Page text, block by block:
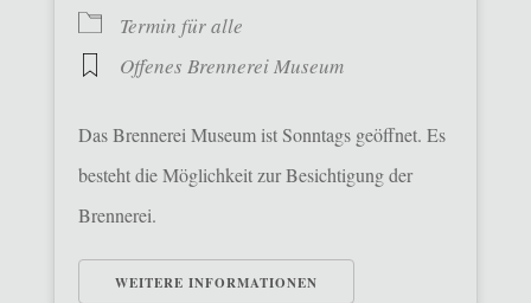
Termin für alle
Offenes Brennerei Museum
Das Brennerei Museum ist Sonntags geöffnet. Es
besteht die Möglichkeit zur Besichtigung der
Brennerei.
WEITERE INFORMATIONEN